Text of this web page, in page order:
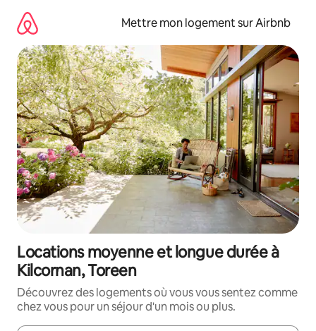
directement
contenu
Mettre mon logement sur Airbnb
Locations moyenne et longue durée à
Kilcornan, Toreen
Découvrez des logements où vous vous sentez comme
chez vous pour un séjour d'un mois ou plus.